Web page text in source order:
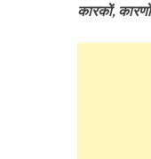
कारकों,